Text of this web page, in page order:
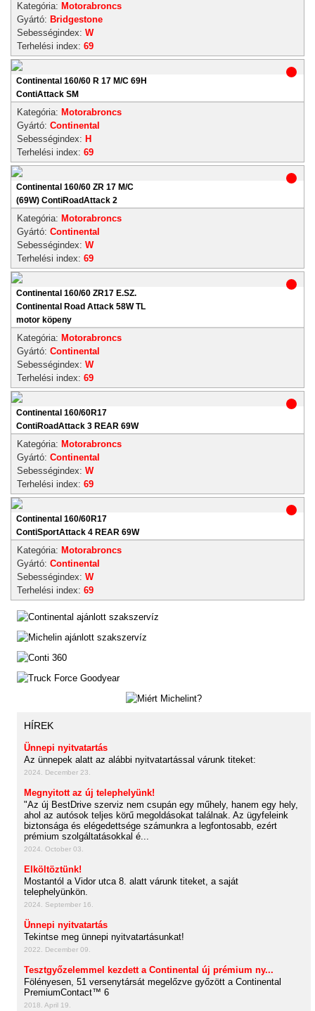
Kategória: Motorabroncs
Gyártó: Bridgestone
Sebességindex: W
Terhelési index: 69
Continental 160/60 R 17 M/C 69H
ContiAttack SM
Kategória: Motorabroncs
Gyártó: Continental
Sebességindex: H
Terhelési index: 69
Continental 160/60 ZR 17 M/C
(69W) ContiRoadAttack 2
Kategória: Motorabroncs
Gyártó: Continental
Sebességindex: W
Terhelési index: 69
Continental 160/60 ZR17 E.SZ.
Continental Road Attack 58W TL
motor köpeny
Kategória: Motorabroncs
Gyártó: Continental
Sebességindex: W
Terhelési index: 69
Continental 160/60R17
ContiRoadAttack 3 REAR 69W
Kategória: Motorabroncs
Gyártó: Continental
Sebességindex: W
Terhelési index: 69
Continental 160/60R17
ContiSportAttack 4 REAR 69W
Kategória: Motorabroncs
Gyártó: Continental
Sebességindex: W
Terhelési index: 69
HÍREK
Ünnepi nyitvatartás
Az ünnepek alatt az alábbi nyitvatartással várunk titeket:
2024. December 23.
Megnyitott az új telephelyünk!
"Az új BestDrive szerviz nem csupán egy műhely, hanem egy hely,
ahol az autósok teljes körű megoldásokat találnak. Az ügyfeleink
biztonsága és elégedettsége számunkra a legfontosabb, ezért
prémium szolgáltatásokkal é...
2024. October 03.
Elköltöztünk!
Mostantól a Vidor utca 8. alatt várunk titeket, a saját
telephelyünkön.
2024. September 16.
Ünnepi nyitvatartás
Tekintse meg ünnepi nyitvatartásunkat!
2022. December 09.
Tesztgyőzelemmel kezdett a Continental új prémium ny...
Fölényesen, 51 versenytársát megelőzve győzött a Continental
PremiumContact™ 6
2018. April 19.